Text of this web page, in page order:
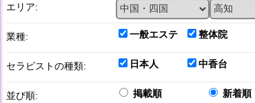
エリア:
業種: 一般エステ 整体院
セラピストの種類: 日本人 中香台
並び順: 掲載順 新着順